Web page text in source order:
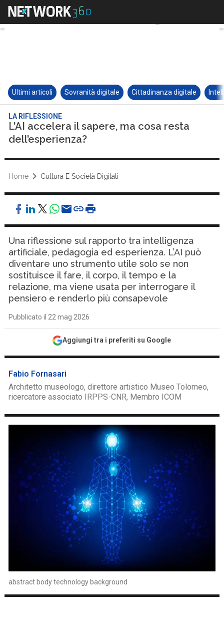
Ultimi articoli Sovranità digitale Cittadinanza digitale
LA RIFLESSIONE
L’AI accelera il sapere, ma cosa resta
dell’esperienza?
Home Cultura E Società Digitali
Una riflessione sul rapporto tra intelligenza
artificiale, pedagogia ed esperienza. L’AI può
diventare uno strumento utile solo se non
sostituisce il fare, il corpo, il tempo e la
relazione, ma viene usata per interrogare il
pensiero e renderlo più consapevole
Pubblicato il 22 mag 2026
Aggiungi tra i preferiti su Google
Fabio Fornasari
Architetto museologo, direttore artistico Museo Tolomeo,
ricercatore associato IRPPS-CNR, Membro ICOM
abstract body technology background